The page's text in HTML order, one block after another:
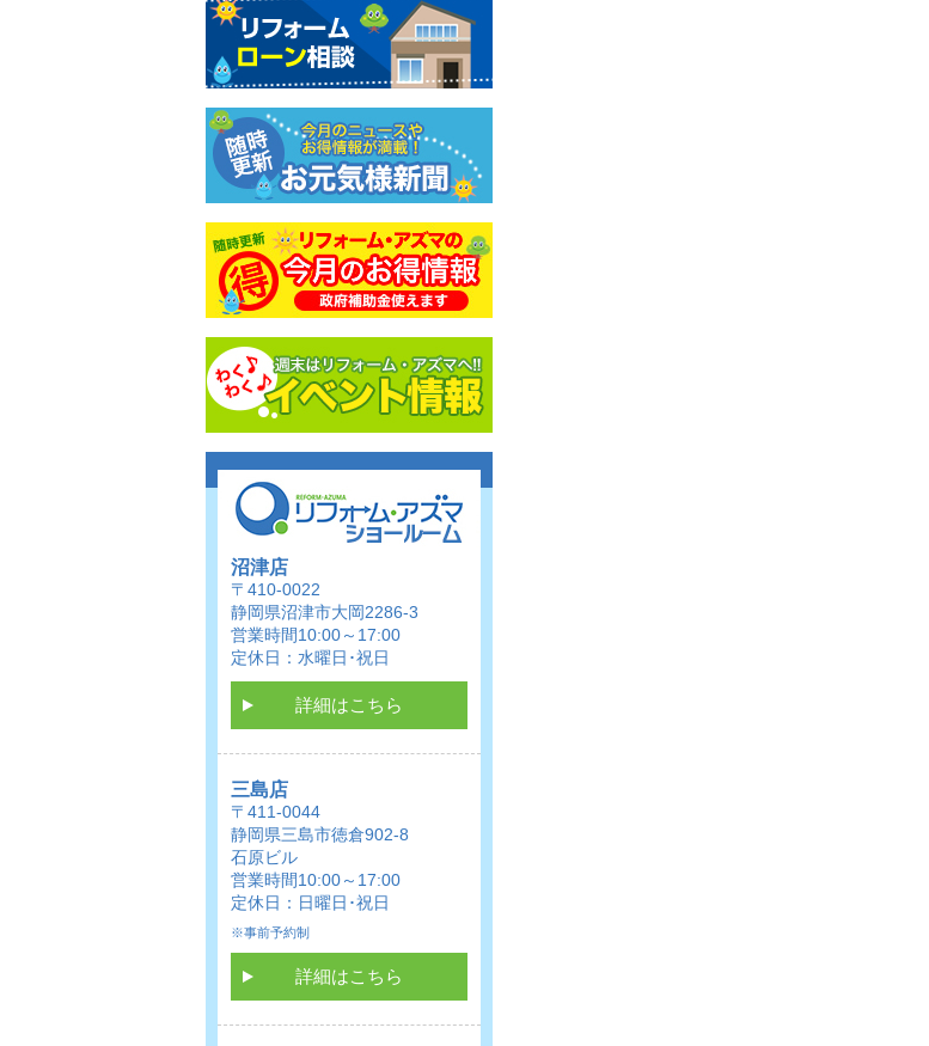
沼津店
〒410-0022
静岡県沼津市大岡2286-3
営業時間10:00～17:00
定休日：水曜日･祝日
詳細はこちら
三島店
〒411-0044
静岡県三島市徳倉902-8
石原ビル
営業時間10:00～17:00
定休日：日曜日･祝日
※事前予約制
詳細はこちら